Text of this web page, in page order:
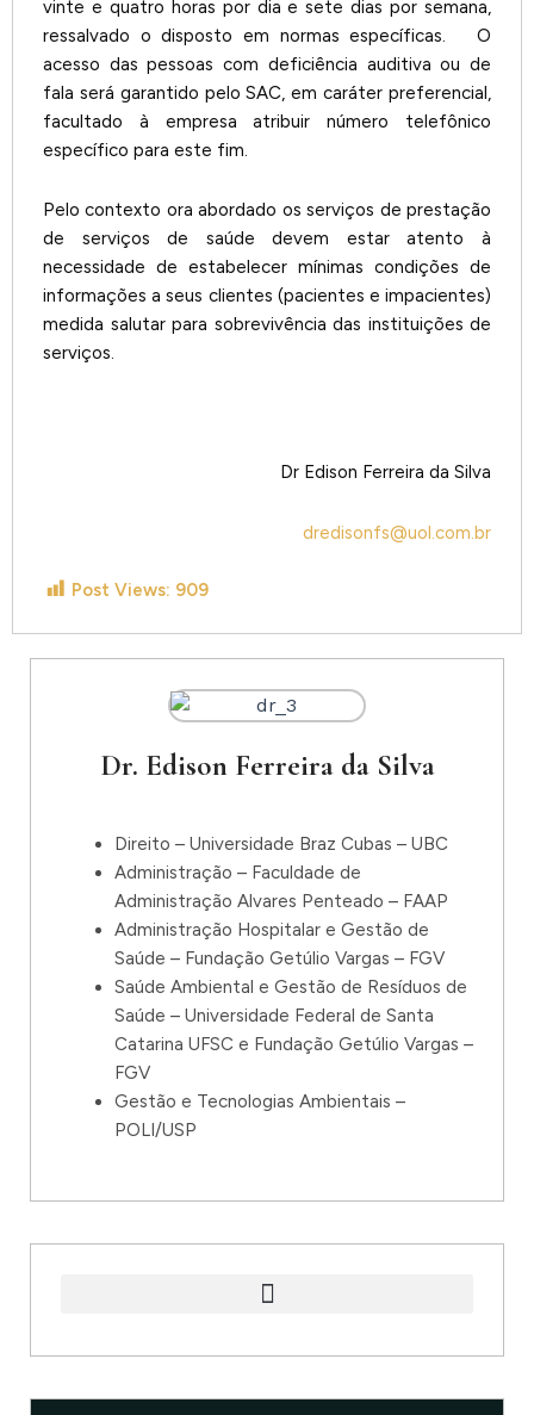
vinte e quatro horas por dia e sete dias por semana,
ressalvado o disposto em normas específicas. O
acesso das pessoas com deficiência auditiva ou de
fala será garantido pelo SAC, em caráter preferencial,
facultado à empresa atribuir número telefônico
específico para este fim.
Pelo contexto ora abordado os serviços de prestação
de serviços de saúde devem estar atento à
necessidade de estabelecer mínimas condições de
informações a seus clientes (pacientes e impacientes)
medida salutar para sobrevivência das instituições de
serviços.
Dr Edison Ferreira da Silva
dredisonfs@uol.com.br
Post Views: 909
Dr. Edison Ferreira da Silva
Direito – Universidade Braz Cubas – UBC
Administração – Faculdade de
Administração Alvares Penteado – FAAP
Administração Hospitalar e Gestão de
Saúde – Fundação Getúlio Vargas – FGV
Saúde Ambiental e Gestão de Resíduos de
Saúde – Universidade Federal de Santa
Catarina UFSC e Fundação Getúlio Vargas –
FGV
Gestão e Tecnologias Ambientais –
POLI/USP